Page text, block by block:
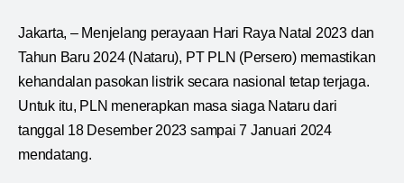
Jakarta, – Menjelang perayaan Hari Raya Natal 2023 dan
Tahun Baru 2024 (Nataru), PT PLN (Persero) memastikan
kehandalan pasokan listrik secara nasional tetap terjaga.
Untuk itu, PLN menerapkan masa siaga Nataru dari
tanggal 18 Desember 2023 sampai 7 Januari 2024
mendatang.